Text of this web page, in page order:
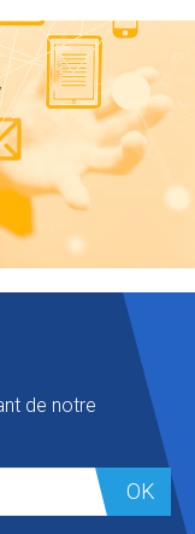
de notre
OK